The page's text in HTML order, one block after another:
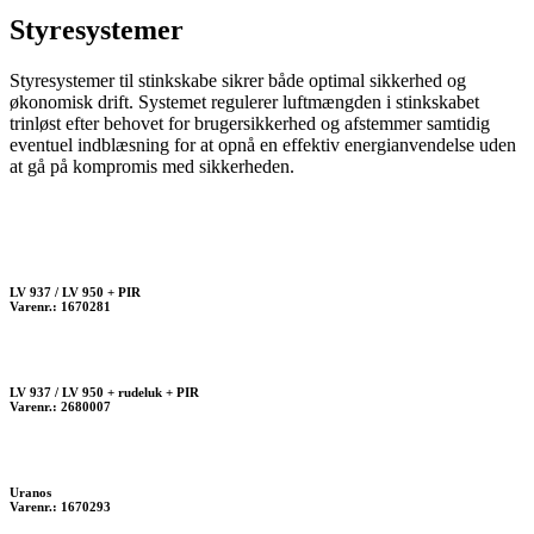
Styresystemer
Styresystemer til stinkskabe sikrer både optimal sikkerhed og
økonomisk drift. Systemet regulerer luftmængden i stinkskabet
trinløst efter behovet for brugersikkerhed og afstemmer samtidig
eventuel indblæsning for at opnå en effektiv energianvendelse uden
at gå på kompromis med sikkerheden.
LV 937 / LV 950 + PIR
Varenr.: 1670281
LV 937 / LV 950 + rudeluk + PIR
Varenr.: 2680007
Uranos
Varenr.: 1670293